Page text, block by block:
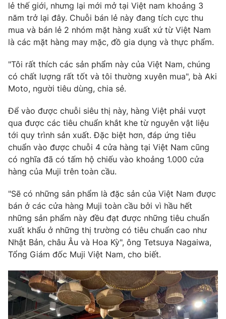
Góc doanh nghiệp
Truyền hình
Phim VTV
Hậu trường
Nhân vật
Khán giả
Giải sao mai
Giải trí
Điện ảnh
Âm nhạc
Đời sống
Du lịch
Làm đẹp
Chất lượng cuộc sống
Giáo dục
Tuyển sinh
Học trực tuyến
Công nghệ
Hitech Công nghệ tương lai
Sản phẩm
Tư vấn
Giao lưu trực tuyến
Chuyên mục khác
Emagazine Podcast
Photo Infographic
Video Shorts video
lẻ thế giới, nhưng lại mới mở tại Việt nam khoảng 3
năm trở lại đây. Chuỗi bán lẻ này đang tích cực thu
mua và bán lẻ 2 nhóm mặt hàng xuất xứ từ Việt Nam
là các mặt hàng may mặc, đồ gia dụng và thực phẩm.
"Tôi rất thích các sản phẩm này của Việt Nam, chúng
có chất lượng rất tốt và tôi thường xuyên mua", bà Aki
Moto, người tiêu dùng, chia sẻ.
Để vào được chuỗi siêu thị này, hàng Việt phải vượt
qua được các tiêu chuẩn khắt khe từ nguyên vật liệu
tới quy trình sản xuất. Đặc biệt hơn, đáp ứng tiêu
chuẩn vào được chuỗi 4 cửa hàng tại Việt Nam cũng
có nghĩa đã có tấm hộ chiếu vào khoảng 1.000 cửa
hàng của Muji trên toàn cầu.
"Sẽ có những sản phẩm là đặc sản của Việt Nam được
bán ở các cửa hàng Muji toàn cầu bởi vì hầu hết
những sản phẩm này đều đạt được những tiêu chuẩn
xuất khẩu ở những thị trường có tiêu chuẩn cao như
Nhật Bản, châu Âu và Hoa Kỳ", ông Tetsuya Nagaiwa,
Tổng Giám đốc Muji Việt Nam, cho biết.